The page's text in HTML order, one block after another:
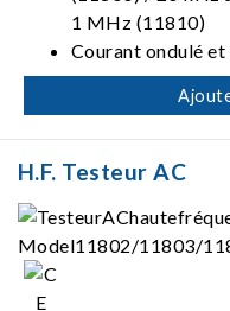
1 MHz (11810)
Courant ondulé et
(11800) / 10 A,
Tension DC: 0 -
(11801/11810)
Interface standard
H.F. Testeur AC